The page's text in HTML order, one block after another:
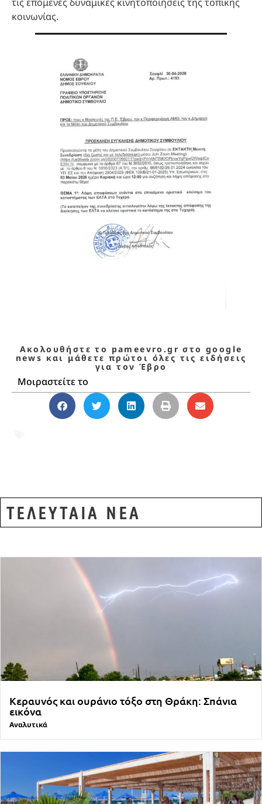
κοινωνίας.
Ακολουθήστε το pameevro.gr στο google
news και μάθετε πρώτοι όλες τις ειδήσεις
για τον Έβρο
Μοιραστείτε το
ΤΕΛΕΥΤΑΙΑ ΝΕΑ
Κεραυνός και ουράνιο τόξο στη Θράκη: Σπάνια
εικόνα
Αναλυτικά